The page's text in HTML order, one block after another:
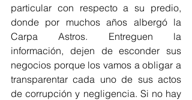
particular con respecto a su predio,
donde por muchos años albergó la
Carpa Astros. Entreguen la
información, dejen de esconder sus
negocios porque los vamos a obligar a
transparentar cada uno de sus actos
de corrupción y negligencia. Si no hay